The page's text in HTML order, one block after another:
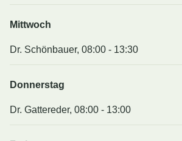
Mittwoch
Dr. Schönbauer, 08:00 - 13:30
Donnerstag
Dr. Gattereder, 08:00 - 13:00